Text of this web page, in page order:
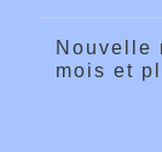
Nouvelle
mois et